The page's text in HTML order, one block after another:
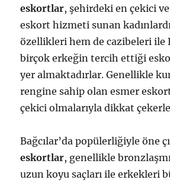
eskortlar, şehirdeki en çekici
eskort hizmeti sunan
özellikleri hem de cazibeleri ile
birçok erkeğin tercih ettiği
yer almaktadırlar. Genellikle
rengine sahip olan esmer
çekici olmalarıyla dikkat
Bağcılar’da popülerliğiyle öne
eskortlar, genellikle
uzun koyu saçları ile erkekleri